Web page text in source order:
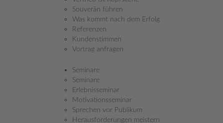
Souverän führen
Was kommt nach dem Erfolg
Referenzen
Kundenstimmen
Vortrag anfragen
Seminare
Seminare
Erlebnisseminar
Motivationsseminar
Sprechen vor Publikum
Herausforderungen meistern
MENTALTIPPS
ES SPIELT SICH VIELES IM KOPF AB!
ERINNERUNGEN ALS MOTOR